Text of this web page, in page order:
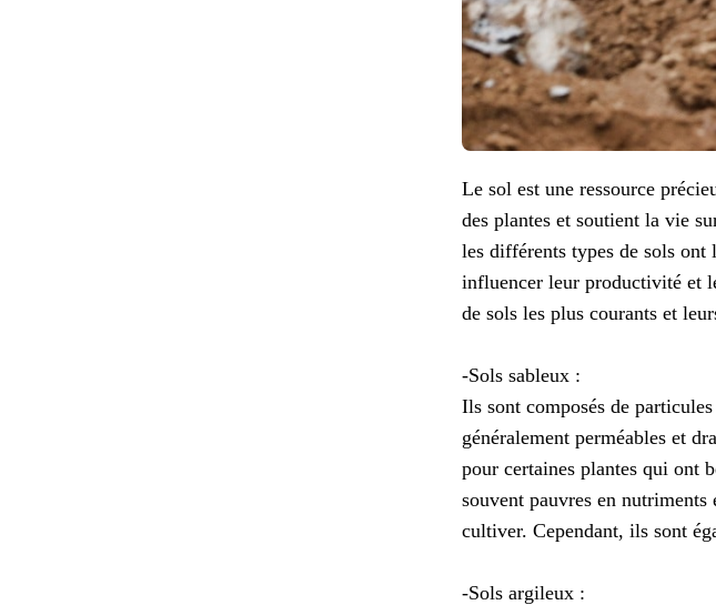
Le sol est une ressource
des plantes et soutient la vie
les différents types de sols ont
influencer leur productivité et
de sols les plus courants et
-Sols sableux :
Ils sont composés de
généralement perméables et
pour certaines plantes qui ont
souvent pauvres en
cultiver. Cependant, ils sont
-Sols argileux :